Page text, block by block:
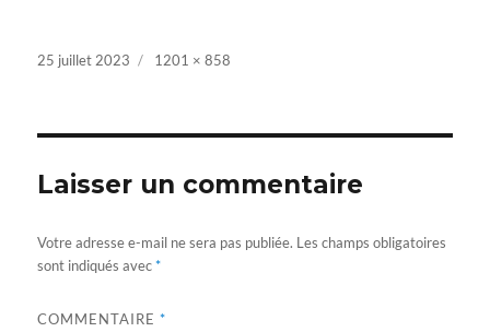
Posted
25 juillet 2023
Full
1201 × 858
Laisser un commentaire
Votre adresse e-mail ne sera pas publiée. Les champs obligatoires
sont indiqués avec*
COMMENTAIRE*